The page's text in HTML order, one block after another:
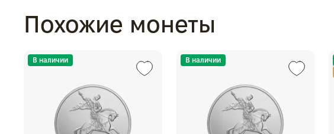
Похожие монеты
В наличии В наличии